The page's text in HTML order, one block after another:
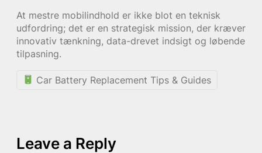
At mestre mobilindhold er ikke blot en teknisk
udfordring; det er en strategisk mission, der kræver
innovativ tænkning, data-drevet indsigt og løbende
tilpasning.
Car Battery Replacement Tips & Guides
Leave a Reply